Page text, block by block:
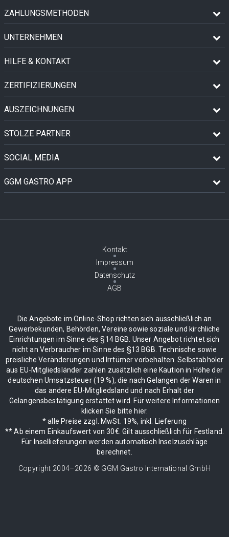
ZAHLUNGSMETHODEN
UNTERNEHMEN
HILFE & KONTAKT
ZERTIFIZIERUNGEN
AUSZEICHNUNGEN
STOLZE PARTNER
SOCIAL MEDIA
GGM GASTRO APP
Kontakt
Impressum
Datenschutz
AGB
Die Angebote im Online-Shop richten sich ausschließlich an
Gewerbekunden, Behörden, Vereine sowie soziale und kirchliche
Einrichtungen im Sinne des §14 BGB. Unser Angebot richtet sich
nicht an Verbraucher im Sinne des §13 BGB. Technische sowie
preisliche Veränderungen und Irrtümer vorbehalten. Selbstabholer
aus EU-Mitgliedsländer zahlen zusätzlich eine Kaution in Höhe der
deutschen Umsatzsteuer (19 %), die nach Gelangen der Waren in
das andere EU-Mitgliedsland und nach Erhalt der
Gelangensbestätigung erstattet wird. Für weitere Informationen
klicken Sie bitte hier.
* alle Preise zzgl. MwSt. 19%, inkl. Lieferung
** Ab einem Einkaufswert von 30€. Gilt ausschließlich für Festland.
Für Insellieferungen werden automatisch Inselzuschläge
berechnet.
Copyright 2004–2026 © GGM Gastro International GmbH